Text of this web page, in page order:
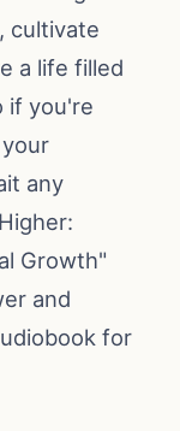
cultivate
a life filled
if you're
any
Growth"
and
for